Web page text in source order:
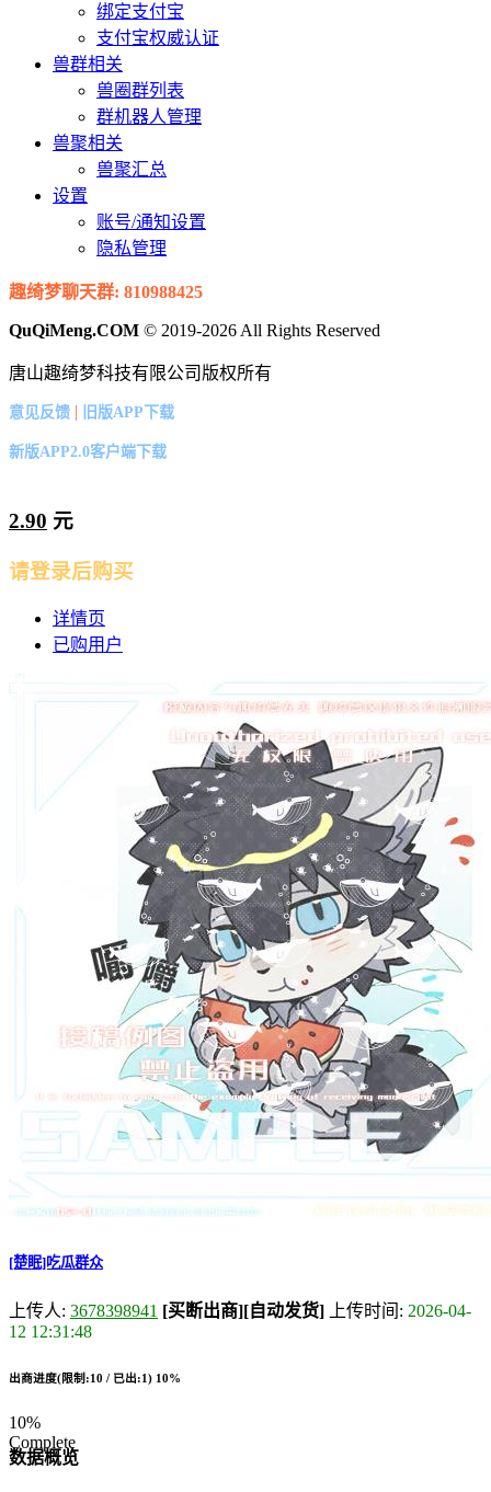
绑定支付宝
支付宝权威认证
兽群相关
兽圈群列表
群机器人管理
兽聚相关
兽聚汇总
设置
账号/通知设置
隐私管理
趣绮梦聊天群: 810988425
QuQiMeng.COM © 2019-2026 All Rights Reserved
唐山趣绮梦科技有限公司版权所有
意见反馈 | 旧版APP下载
新版APP2.0客户端下载
2.90 元
请登录后购买
详情页
已购用户
[楚眠]吃瓜群众
上传人: 3678398941 [买断出商][自动发货] 上传时间: 2026-04-
12 12:31:48
出商进度(限制:10 / 已出:1) 10%
10%
Complete
数据概览